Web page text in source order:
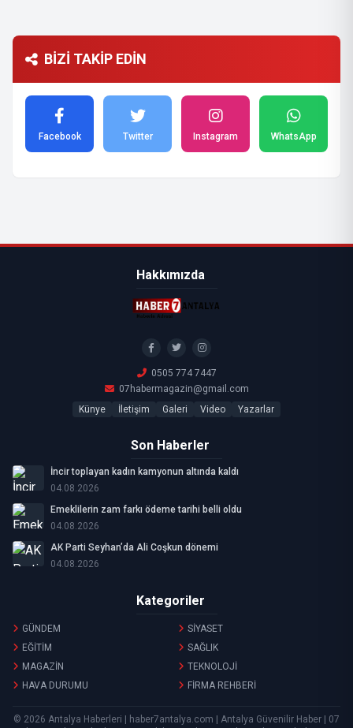
BİZİ TAKİP EDİN
Facebook Twitter Instagram WhatsApp
Hakkımızda
0505 774 7447
07habermagazin@gmail.com
Künye
İletişim Galeri Video Yazarlar
Son Haberler
İncir toplayan kadın kamyonun altında kaldı
04.08.2026
Emeklilerin zam farkı ödeme tarihi belli oldu
04.08.2026
AK Parti Seyhan’da Ali Coşkun dönemi
04.08.2026
Kategoriler
GÜNDEM
SİYASET
EĞİTİM
SAĞLIK
MAGAZİN
TEKNOLOJİ
HAVA DURUMU
FİRMA REHBERİ
© 2026 Antalya Haberleri | haber7antalya.com | Antalya Güvenilir Haber | 07